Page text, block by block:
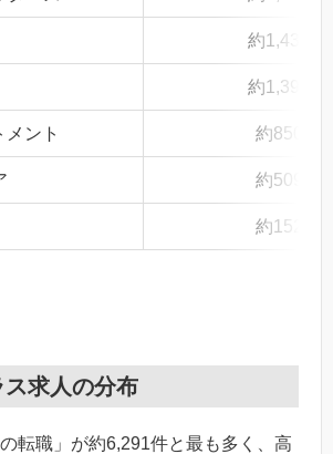
約1,433件
約1,394件
ント 約850件
約509件
約152件
求人の分布
の転職」が約6,291件と最も多く、高